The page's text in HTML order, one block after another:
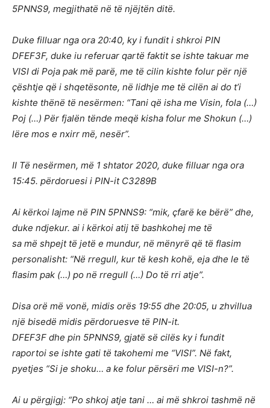
5PNNS9, megjithatë në të njëjtën ditë.
Duke filluar nga ora 20:40, ky i fundit i shkroi PIN
DFEF3F, duke iu referuar qartë faktit se ishte takuar me
VISI di Poja pak më parë, me të cilin kishte folur për një
çështje që i shqetësonte, në lidhje me të cilën ai do t’i
kishte thënë të nesërmen: “Tani që isha me Visin, fola (…)
Pој (…) Për fjalën tënde meqë kisha folur me Shokun (…)
lëre mos e nxirr më, nesër”.
II Të nesërmen, më 1 shtator 2020, duke filluar nga ora
15:45. përdoruesi i PIN-it C3289B
Ai kërkoi lajme në PIN 5PNNS9: “mik, çfarë ke bërë” dhe,
duke ndjekur. ai i kërkoi atij të bashkohej me të
sa më shpejt të jetë e mundur, në mënyrë që të flasim
personalisht: “Në rregull, kur të kesh kohë, eja dhe le të
flasim pak (…) po në rregull (…) Do të rri atje”.
Disa orë më vonë, midis orës 19:55 dhe 20:05, u zhvillua
një bisedë midis përdoruesve të PIN-it.
DFEF3F dhe pin 5PNNS9, gjatë së cilës ky i fundit
raportoi se ishte gati të takohemi me “VISI”. Në fakt,
pyetjes “Si je shoku… a ke folur përsëri me VISI-n?”.
Ai u përgjigj: “Po shkoj atje tani … ai më shkroi tashmë në